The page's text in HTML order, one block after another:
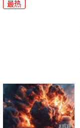
最热